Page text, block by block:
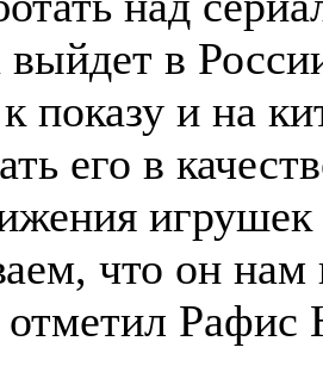
выйдет в
к показу и на
его в
что он
Рафис